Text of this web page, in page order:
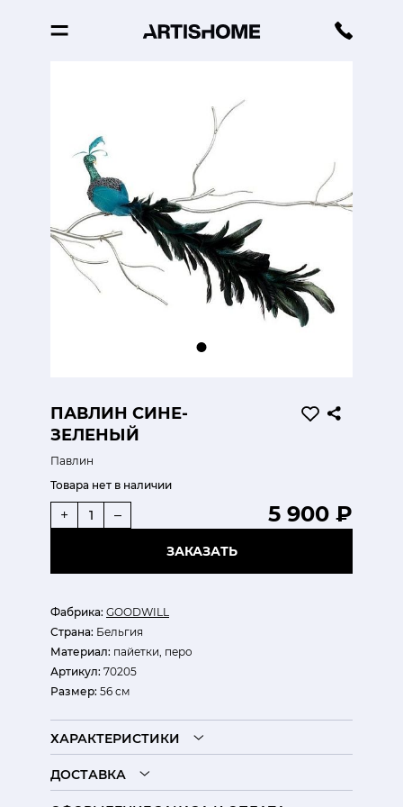
ПАВЛИН СИНЕ-
ЗЕЛЕНЫЙ
Павлин
Фабрика: GOODWILL
Страна: Бельгия
Материал: пайетки, перо
Артикул: 70205
Размер: 56 см
Товара нет в наличии
5 900 ₽
+ –
ЗАКАЗАТЬ
ХАРАКТЕРИСТИКИ
ДОСТАВКА